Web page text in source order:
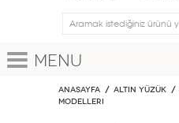
Menu
Anasayfa ALTIN YÜZÜK
Modelleri